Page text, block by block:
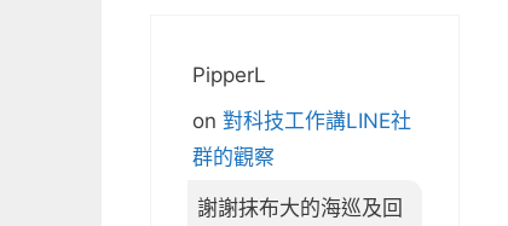
PipperL
on 對科技工作講LINE社
群的觀察
謝謝抹布大的海巡及回